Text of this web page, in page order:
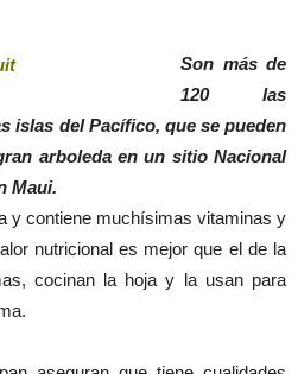
Son más de
120 las
islas del Pacífico, que se pueden
arboleda en un sitio Nacional
Maui.
y contiene muchísimas vitaminas y
nutricional es mejor que el de la
cocinan la hoja y la usan para